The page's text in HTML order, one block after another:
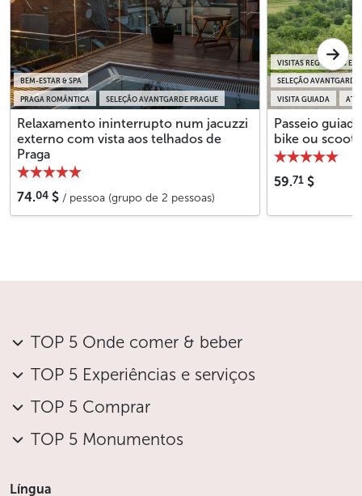
PRAGA ROMÂNTICA SELEÇÃO AVANTGARDE PRAGUE
BEM-ESTAR & SPA
Relaxamento ininterrupto num jacuzzi
externo com vista aos telhados de
Praga
74.04 $ / pessoa (grupo de 2 pessoas)
VISITA GUIADA
SELEÇÃO AVANTGARDE
VISITAS REGULARES EM
Passeio
bike ou
59.71 $
TOP 5 Onde comer & beber
TOP 5 Experiências e serviços
TOP 5 Comprar
TOP 5 Monumentos
Língua